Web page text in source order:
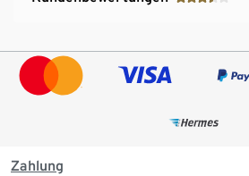
Zahlung